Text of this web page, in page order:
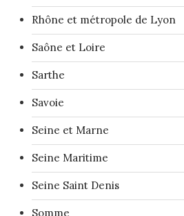
Rhône et métropole de Lyon
Saône et Loire
Sarthe
Savoie
Seine et Marne
Seine Maritime
Seine Saint Denis
Somme